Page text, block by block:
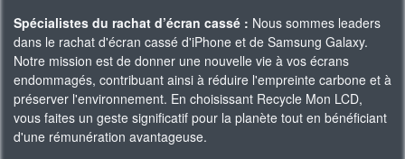
Spécialistes du rachat d’écran cassé : Nous sommes leaders
dans le rachat d'écran cassé d'iPhone et de Samsung Galaxy.
Notre mission est de donner une nouvelle vie à vos écrans
endommagés, contribuant ainsi à réduire l'empreinte carbone et à
préserver l'environnement. En choisissant Recycle Mon LCD,
vous faites un geste significatif pour la planète tout en bénéficiant
d'une rémunération avantageuse.